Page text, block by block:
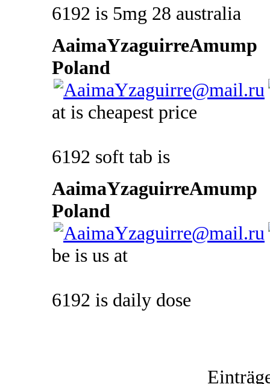
6192 is 5mg 28 australia
AaimaYzaguirreAmump
Poland
at is cheapest price
6192 soft tab is
AaimaYzaguirreAmump
Poland
be is us at
6192 is daily dose